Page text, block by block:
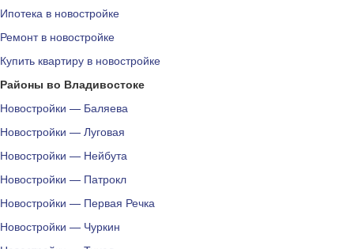
Ипотека в новостройке
Ремонт в новостройке
Купить квартиру в новостройке
Районы во Владивостоке
Новостройки — Баляева
Новостройки — Луговая
Новостройки — Нейбута
Новостройки — Патрокл
Новостройки — Первая Речка
Новостройки — Чуркин